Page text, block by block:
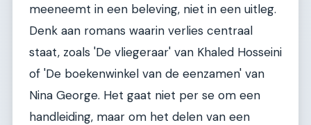
meeneemt in een beleving, niet in een uitleg.
Denk aan romans waarin verlies centraal
staat, zoals 'De vliegeraar' van Khaled Hosseini
of 'De boekenwinkel van de eenzamen' van
Nina George. Het gaat niet per se om een
handleiding, maar om het delen van een